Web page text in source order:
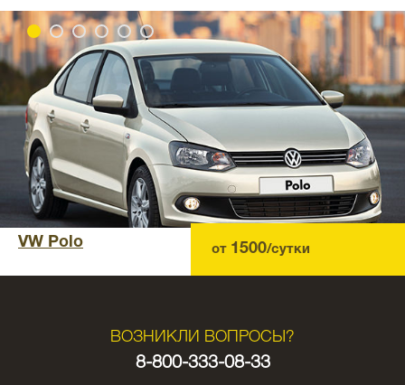
VW Polo от 1500/сутки
ВОЗНИКЛИ ВОПРОСЫ?
8-800-333-08-33